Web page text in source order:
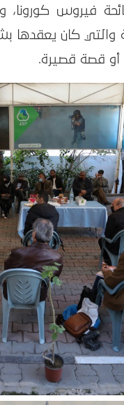
جائحة فيروس
والتي كان
أو قصة قصيرة.